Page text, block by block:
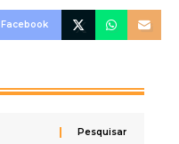
Facebook